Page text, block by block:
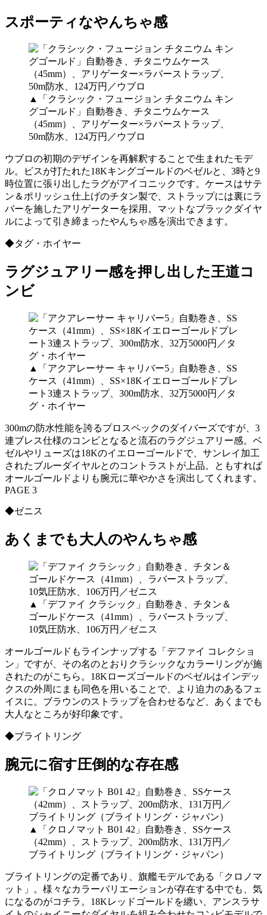
スポーティなやんちゃ感
▲「クラシック・フュージョン チタニウム キン
グゴールド」自動巻き、チタニウムケース
（45mm）、アリゲーター×ラバーストラップ、
50m防水、124万円／ウブロ
ウブロの初期のデザインを再解釈することで生まれたモデ
ル。ビスが打たれた18Kキングゴールドのベゼルと、3時と9
時位置に張り出したラグがアイコニックです。ケースはサテ
ン＆ポリッシュ仕上げのチタン製で、ストラップには裏にラ
バーを施したアリゲーターを採用。マットなブラックダイヤ
ルによって引き締まったやんちゃ感を演出できます。
◆タグ・ホイヤー
ラグジュアリー感を押し出した王道コ
ンビ
▲「アクアレーサー キャリバー5」自動巻き、SS
ケース（41mm）、SS×18Kイエローゴールドプレ
ート3連ストラップ、300m防水、32万5000円／タ
グ・ホイヤー
300mの防水性能を誇るプロスペックのダイバーズですが、3
連ブレス仕様のコンビとなると流石のラグジュアリー感。ベ
ゼルやリューズは18Kのイエローゴールドで、サンレイ加工
されたブルーダイヤルとのコントラストが上品。ともすれば
オールゴールドよりも腕元に華やかさを演出してくれます。
PAGE 3
◆ゼニス
あくまでも大人のやんちゃ感
▲「デファイ クラシック」自動巻き、チタン＆
ゴールドケース（41mm）、ラバーストラップ、
10気圧防水、106万円／ゼニス
オールゴールドもラインナップする「デファイ コレクショ
ン」ですが、その名のとおりクラシックなカラーリングが施
されたのがこちら。18Kローズゴールドのベゼルはインデッ
クスの外周にまも同色を用いることで、より迫力のあるフェ
イスに。ブラウンのストラップを合わせるなど、あくまでも
大人なところが好印象です。
◆ブライトリング
腕元に宿す圧倒的な存在感
▲「クロノマット B01 42」自動巻き、SSケース
（42mm）、ストラップ、200m防水、131万円／
ブライトリング（ブライトリング・ジャパン）
ブライトリングの定番であり、旗艦モデルである「クロノマ
ット」。様々なカラーバリエーションが存在する中でも、気
になるのがコチラ。18Kレッドゴールドを纏い、アンスラサ